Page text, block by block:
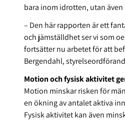
bara inom idrotten, utan även
– Den här rapporten är ett
och jämställdhet ser vi som
fortsätter nu arbetet för att
Bergendahl,
Motion och fysisk aktivitet
Motion minskar risken för
en ökning av antalet aktiva
Fysisk aktivitet kan även